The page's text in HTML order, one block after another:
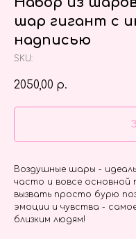
шар гигант с
надписью
SKU:
2050,00 р.
Воздушные шары -
часто и вовсе
вызвать просто бурю
эмоции и чувства -
близким людям!